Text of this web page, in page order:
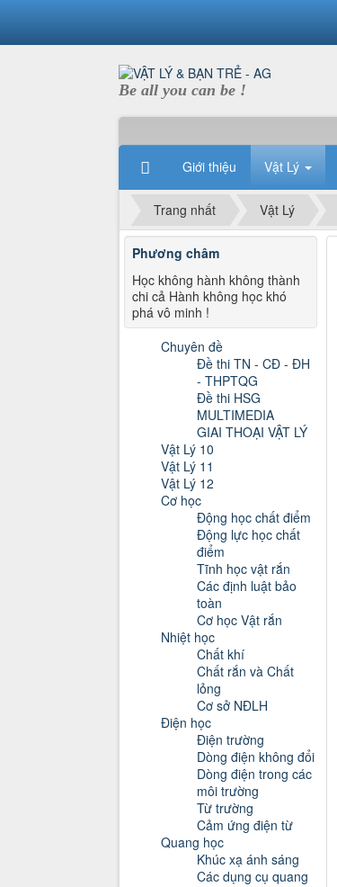
Be all you can be !
Giới thiệu Vật Lý
Trang nhất Vật Lý
Phương châm
Học không hành không thành
chi cả Hành không học khó
phá vô minh !
Chuyên đề
Đề thi TN - CĐ - ĐH
- THPTQG
Đề thi HSG
MULTIMEDIA
GIAI THOẠI VẬT LÝ
Vật Lý 10
Vật Lý 11
Vật Lý 12
Cơ học
Động học chất điểm
Động lực học chất
điểm
Tĩnh học vật rắn
Các định luật bảo
toàn
Cơ học Vật rắn
Nhiệt học
Chất khí
Chất rắn và Chất
lỏng
Cơ sở NĐLH
Điện học
Điện trường
Dòng điện không đổi
Dòng điện trong các
môi trường
Từ trường
Cảm ứng điện từ
Quang học
Khúc xạ ánh sáng
Các dụng cụ quang